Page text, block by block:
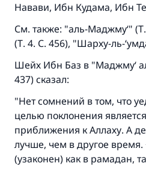
Навави, Ибн Кудама, Ибн
См. также: "аль-Маджму‘"
(Т. 4. С. 456), "Шарху-ль-
Шейх Ибн Баз в "Маджму‘
437) сказал:
"Нет сомнений в том, что
целью поклонения
приближения к Аллаху. А
лучше, чем в другое время.
(узаконен) как в рамадан,
Ответ № 110845
Помогите нам
Посланник
«Указавшему на